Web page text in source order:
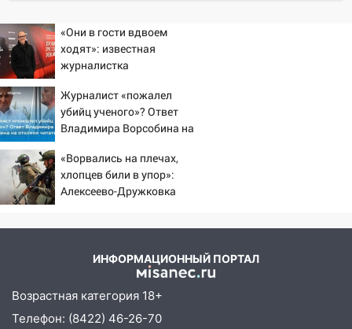
17:05
«Обыск» по видеосвязи: в
Ульяновске задержали 19-летнюю
сообщницу мошенников
16:12
Едва не перерезал горло: в
Вешкайме посиделки с судимым
знакомым закончились для женщины
больницей
16:06
18-летняя девушка без прав
перевернулась на мопеде и попала в
больницу
миллионов рублей за криминальное
покровительство
15:32 На «кольце» кроссовер сбил 18-
летнего мопедиста
«Они в гости вдвоем
ходят»: известная
журналистка
Бондарчука и Исаковой
Журналист «пожалел
убийц ученого»? Ответ
Владимира Ворсобина на
«Ворвались на плечах,
хлопцев били в упор»:
Алексеево-Дружковка
ИНФОРМАЦИОННЫЙ ПОРТАЛ
Возрастная категория 18+
Телефон: (8422) 46-26-70